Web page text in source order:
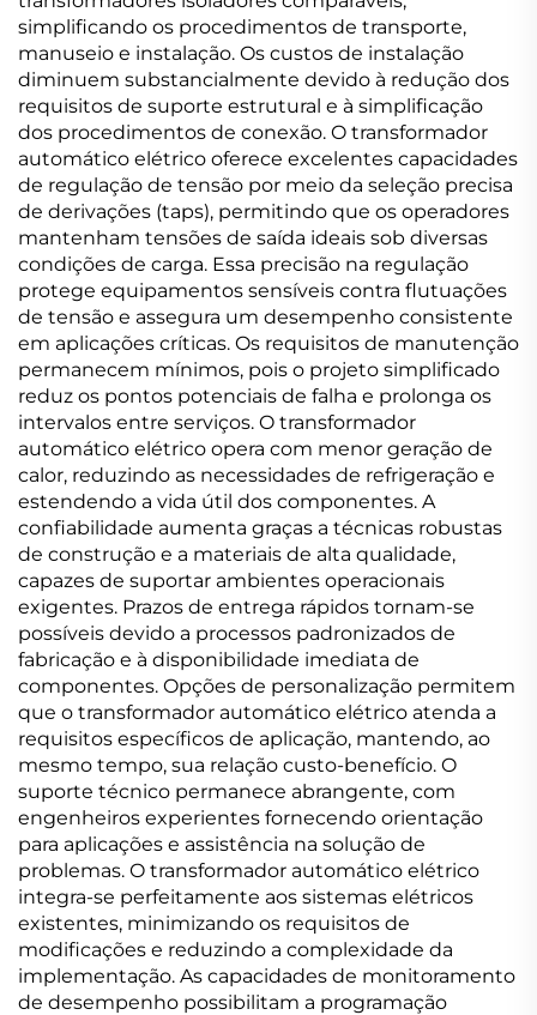
simplificando os procedimentos de transporte,
manuseio e instalação. Os custos de instalação
diminuem substancialmente devido à redução dos
requisitos de suporte estrutural e à simplificação
dos procedimentos de conexão. O transformador
automático elétrico oferece excelentes capacidades
de regulação de tensão por meio da seleção precisa
de derivações (taps), permitindo que os operadores
mantenham tensões de saída ideais sob diversas
condições de carga. Essa precisão na regulação
protege equipamentos sensíveis contra flutuações
de tensão e assegura um desempenho consistente
em aplicações críticas. Os requisitos de manutenção
permanecem mínimos, pois o projeto simplificado
reduz os pontos potenciais de falha e prolonga os
intervalos entre serviços. O transformador
automático elétrico opera com menor geração de
calor, reduzindo as necessidades de refrigeração e
estendendo a vida útil dos componentes. A
confiabilidade aumenta graças a técnicas robustas
de construção e a materiais de alta qualidade,
capazes de suportar ambientes operacionais
exigentes. Prazos de entrega rápidos tornam-se
possíveis devido a processos padronizados de
fabricação e à disponibilidade imediata de
componentes. Opções de personalização permitem
que o transformador automático elétrico atenda a
requisitos específicos de aplicação, mantendo, ao
mesmo tempo, sua relação custo-benefício. O
suporte técnico permanece abrangente, com
engenheiros experientes fornecendo orientação
para aplicações e assistência na solução de
problemas. O transformador automático elétrico
integra-se perfeitamente aos sistemas elétricos
existentes, minimizando os requisitos de
modificações e reduzindo a complexidade da
implementação. As capacidades de monitoramento
de desempenho possibilitam a programação